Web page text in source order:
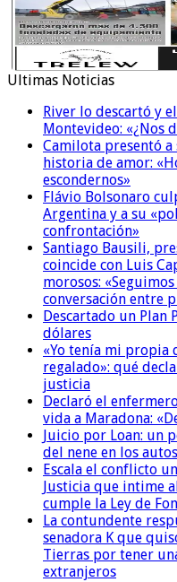
Ultimas Noticias
River lo descartó y
Montevideo: «¿Nos
Camilota presentó a
historia de amor:
escondernos»
Flávio Bolsonaro
Argentina y a su
confrontación»
Santiago Bausili,
coincide con Luis
morosos:
conversación entre
Descartado un Plan
dólares
«Yo tenía mi propia
regalado»: qué
justicia
Declaró el
vida a Maradona:
Juicio por Loan: un
del nene en los
Escala el conflicto
Justicia que intime
cumple la Ley de
La contundente
senadora K que
Tierras por tener
extranjeros